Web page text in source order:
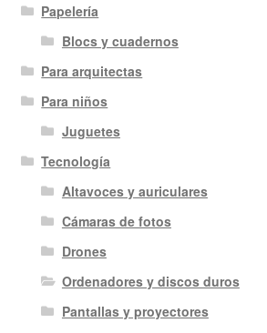
Papelería
Blocs y cuadernos
Para arquitectas
Para niños
Juguetes
Tecnología
Altavoces y auriculares
Cámaras de fotos
Drones
Ordenadores y discos duros
Pantallas y proyectores